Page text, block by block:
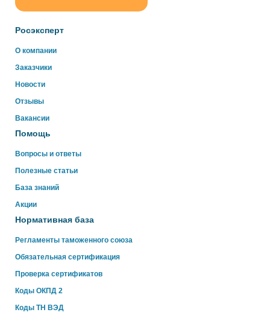
Росэксперт
О компании
Заказчики
Новости
Отзывы
Вакансии
Помощь
Вопросы и ответы
Полезные статьи
База знаний
Акции
Нормативная база
Регламенты таможенного союза
Обязательная сертификация
Проверка сертификатов
Коды ОКПД 2
Коды ТН ВЭД
online
Здравствуйте!
Свяжитесь с нами через WhatsApp нажав на кнопку